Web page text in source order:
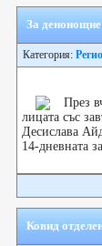
За
Категория:
През
лицата със
Десислава
14-дневната
Ковид